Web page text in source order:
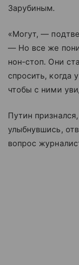
Зарубиным.
«Могут, —
— Но все же
нон-стоп. Они
спросить, когда
чтобы с ними
Путин
улыбнувшись,
вопрос